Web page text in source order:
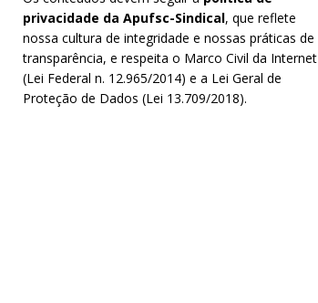
privacidade da Apufsc-Sindical, que reflete
nossa cultura de integridade e nossas práticas de
transparência, e respeita o Marco Civil da Internet
(Lei Federal n. 12.965/2014) e a Lei Geral de
Proteção de Dados (Lei 13.709/2018).